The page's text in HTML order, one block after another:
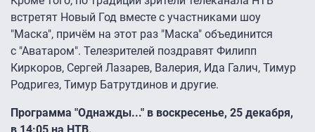
встретят Новый Год вместе с участниками шоу
"Маска", причём на этот раз "Маска" объединится
с "Аватаром". Телезрителей поздравят Филипп
Киркоров, Сергей Лазарев, Валерия, Ида Галич, Тимур
Родригез, Тимур Батрутдинов и другие.
Программа "Однажды..." в воскресенье, 25 декабря,